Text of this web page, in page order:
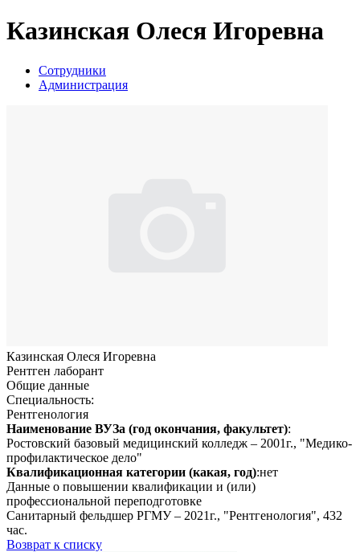
Казинская Олеся Игоревна
Сотрудники
Администрация
Казинская Олеся Игоревна
Рентген лаборант
Общие данные
Специальность:
Рентгенология
Наименование ВУЗа (год окончания, факультет):
Ростовский базовый медицинский колледж – 2001г., "Медико-
профилактическое дело"
Квалификационная категории (какая, год):нет
Данные о повышении квалификации и (или)
профессиональной переподготовке
Санитарный фельдшер РГМУ – 2021г., "Рентгенология", 432
час.
Возврат к списку